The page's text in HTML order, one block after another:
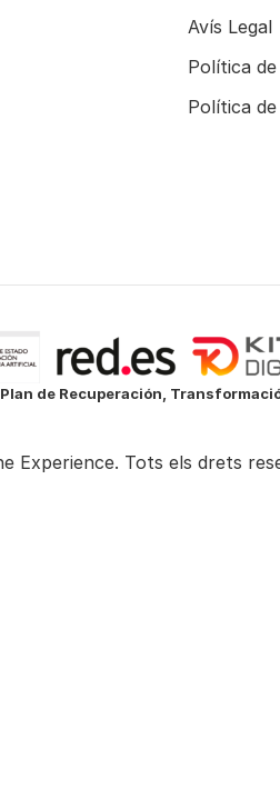
Avís Legal
Política
Política
de Recuperación,
Experience. Tots els drets